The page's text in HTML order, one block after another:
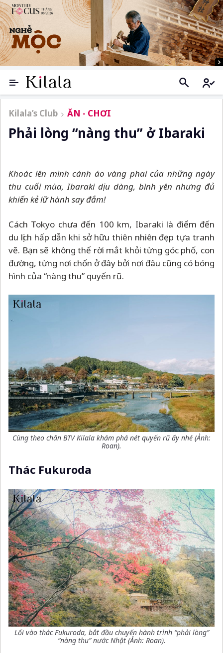
Kilala’s Club ĂN - CHƠI
Phải lòng “nàng thu” ở Ibaraki
Khoác lên mình cánh áo vàng phai của những ngày
thu cuối mùa, Ibaraki dịu dàng, bình yên nhưng đủ
khiến kẻ lữ hành say đắm!
Cách Tokyo chưa đến 100 km, Ibaraki là điểm đến
du lịch hấp dẫn khi sở hữu thiên nhiên đẹp tựa tranh
vẽ. Bạn sẽ không thể rời mắt khỏi từng góc phố, con
đường, từng nơi chốn ở đây bởi nơi đâu cũng có bóng
hình của “nàng thu” quyến rũ.
Cùng theo chân BTV Kilala khám phá nét quyến rũ ấy nhé (Ảnh:
Roan).
Thác Fukuroda
Lối vào thác Fukuroda, bắt đầu chuyến hành trình “phải lòng”
“nàng thu” nước Nhật (Ảnh: Roan).